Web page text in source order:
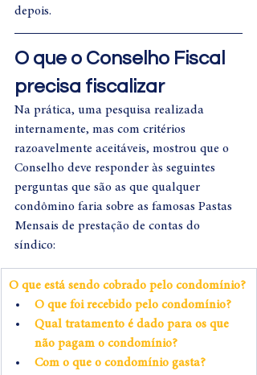
depois.
O que o Conselho Fiscal
precisa fiscalizar
Na prática, uma pesquisa realizada
internamente, mas com critérios
razoavelmente aceitáveis, mostrou que o
Conselho deve responder às seguintes
perguntas que são as que qualquer
condômino faria sobre as famosas Pastas
Mensais de prestação de contas do
síndico:
O que está sendo cobrado pelo condomínio?
O que foi recebido pelo condomínio?
Qual tratamento é dado para os que
não pagam o condomínio?
Com o que o condomínio gasta?